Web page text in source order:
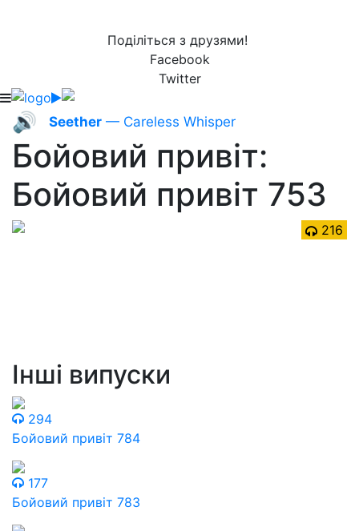
Поділіться з друзями!
Facebook
Twitter
🔊 Seether — Careless Whisper
Бойовий привіт:
Бойовий привіт 753
216
Інші випуски
294
Бойовий привіт 784
177
Бойовий привіт 783